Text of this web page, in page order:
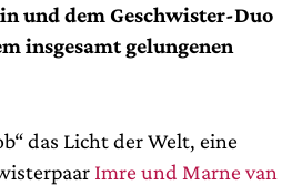
und dem Geschwister-Duo
insgesamt gelungenen
das Licht der Welt, eine
Imre und Marne van